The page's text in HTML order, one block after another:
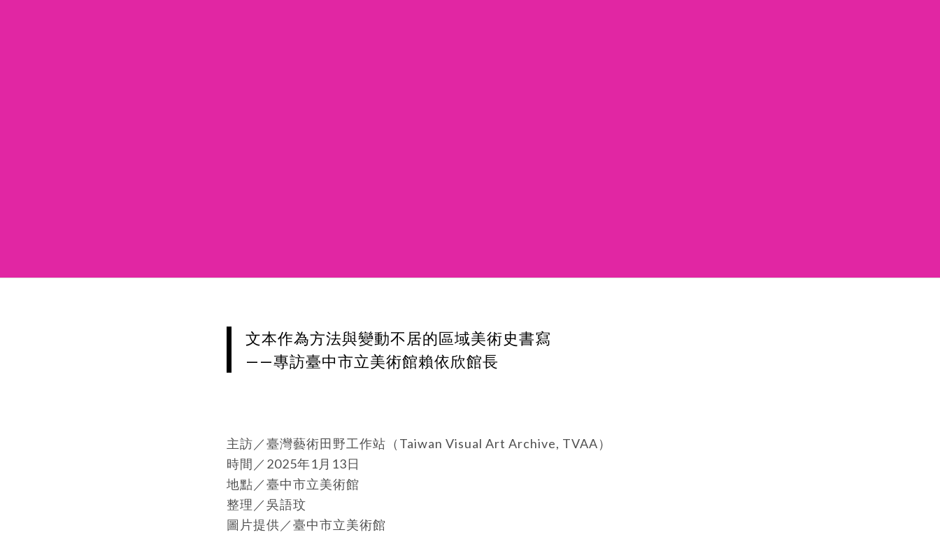
文本作為方法與變動不居的區域美術史書寫
——專訪臺中市立美術館賴依欣館長
主訪／臺灣藝術田野工作站（Taiwan Visual Art Archive, TVAA）
時間／2025年1月13日
地點／臺中市立美術館
整理／吳語玟
圖片提供／臺中市立美術館